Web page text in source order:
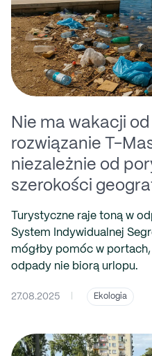
Nie ma wakacji
rozwiązanie T-
niezależnie od
szerokości
Turystyczne raje toną w
System Indywidualnej
mógłby pomóc w
odpady nie biorą urlopu.
27.08.2025 Ekologia